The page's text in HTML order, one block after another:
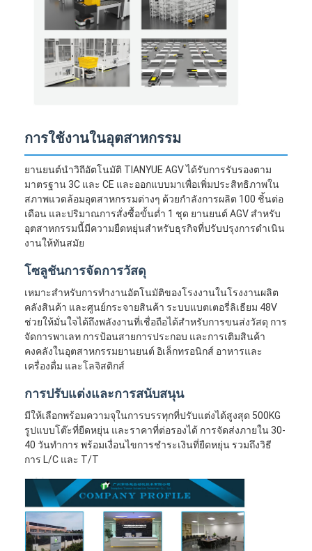
การใช้งานในอุตสาหกรรม
ยานยนต์นำวิถีอัตโนมัติ TIANYUE AGV ได้รับการรับรองตาม
มาตรฐาน 3C และ CE และออกแบบมาเพื่อเพิ่มประสิทธิภาพใน
สภาพแวดล้อมอุตสาหกรรมต่างๆ ด้วยกำลังการผลิต 100 ชิ้นต่อ
เดือน และปริมาณการสั่งซื้อขั้นต่ำ 1 ชุด ยานยนต์ AGV สำหรับ
อุตสาหกรรมนี้มีความยืดหยุ่นสำหรับธุรกิจที่ปรับปรุงการดำเนิน
งานให้ทันสมัย
โซลูชันการจัดการวัสดุ
เหมาะสำหรับการทำงานอัตโนมัติของโรงงานในโรงงานผลิต
คลังสินค้า และศูนย์กระจายสินค้า ระบบแบตเตอรี่ลิเธียม 48V
ช่วยให้มั่นใจได้ถึงพลังงานที่เชื่อถือได้สำหรับการขนส่งวัสดุ การ
จัดการพาเลท การป้อนสายการประกอบ และการเติมสินค้า
คงคลังในอุตสาหกรรมยานยนต์ อิเล็กทรอนิกส์ อาหารและ
เครื่องดื่ม และโลจิสติกส์
การปรับแต่งและการสนับสนุน
มีให้เลือกพร้อมความจุในการบรรทุกที่ปรับแต่งได้สูงสุด 500KG
รูปแบบโต๊ะที่ยืดหยุ่น และราคาที่ต่อรองได้ การจัดส่งภายใน 30-
40 วันทำการ พร้อมเงื่อนไขการชำระเงินที่ยืดหยุ่น รวมถึงวิธี
การ L/C และ T/T